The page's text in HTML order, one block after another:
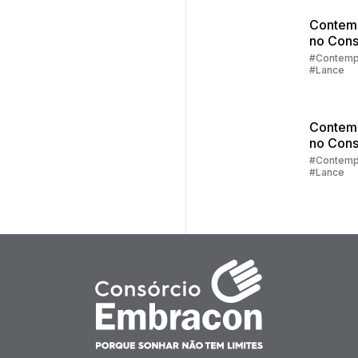
no
Parte
Lance
#Lance
no
Parte 2:
#Lance